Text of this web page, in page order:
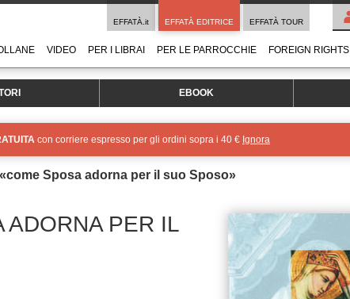
EFFATÀ.it EFFATÀ EDITRICE EFFATÀ TOUR
VIDEO PER I LIBRAI PER LE PARROCCHIE FOREIGN RIGHTS
EBOOK
con corriere espresso per gli ordini sopra i 40 € Ignora
Sposa adorna per il suo Sposo»
ADORNA PER IL